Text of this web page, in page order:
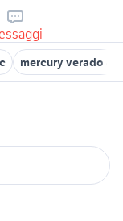
mercury verado